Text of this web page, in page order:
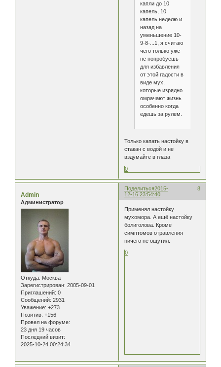
капли до 10
капель, 10
капель неделю и
назад на
уменьшение 10-
9-8-...1, я считаю
чего только уже
не попробуешь
для избавления
от этой гадости в
виде мух,
которые изрядно
омрачают жизнь
особенно когда
едешь за рулем.
Только капать настойку в
стакан с водой и не
вздумайте в глаза
0
Поделиться 8
2015-
12-16 23:54:40
Admin
Администратор
Откуда: Москва
Зарегистрирован: 2005-09-01
Приглашений: 0
Сообщений: 2931
Уважение: +273
Позитив: +156
Провел на форуме:
23 дня 19 часов
Последний визит:
2025-10-24 00:24:34
Применял настойку
мухомора. А ещё настойку
болиголова. Кроме
симптомов отравления
ничего не ощутил.
0